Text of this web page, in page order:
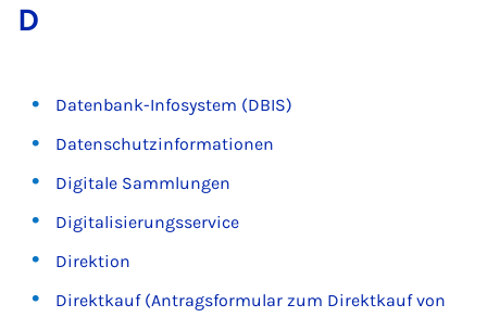
D
Datenbank-Infosystem (DBIS)
Datenschutzinformationen
Digitale Sammlungen
Digitalisierungsservice
Direktion
Direktkauf (Antragsformular zum Direktkauf von